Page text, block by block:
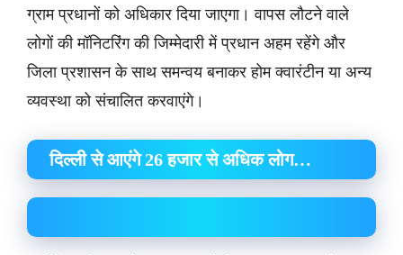
ग्राम प्रधानों को अधिकार दिया जाएगा। वापस लौटने वाले
लोगों की मॉनिटरिंग की जिम्मेदारी में प्रधान अहम रहेंगे और
जिला प्रशासन के साथ समन्वय बनाकर होम क्वारंटीन या अन्य
व्यवस्था को संचालित करवाएंगे।
दिल्ली से आएंगे 26 हजार से अधिक लोग…